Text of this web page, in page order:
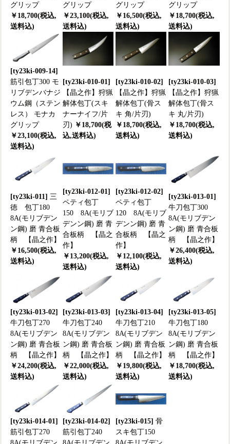
グリップ
￥18,700(税込,
送料込)
グリップ
￥23,100(税込,
送料込)
グリップ
￥16,500(税込,
送料込)
グリップ
￥18,700(税込,
送料込)
[ty23ki-009-14]
筋引包丁300 モ
リブデンバナジ
ウム鋼（ステン
レス） モナカ
グリップ
￥23,100(税込,
送料込)
[ty23ki-010-01]
【晶之作】狩猟
解体包丁(スキ
ナーナイフ/片
刃) ￥18,700(税
込,送料込)
[ty23ki-010-02]
【晶之作】狩猟
解体包丁(骨ス
キ 角/片刃)
￥18,700(税込,
送料込)
[ty23ki-010-03]
【晶之作】狩猟
解体包丁(骨ス
キ 丸/片刃)
￥18,700(税込,
送料込)
[ty23ki-011] 三
徳 包丁180
8A(モリブデン
ン鋼) 磨 青合板
柄 【晶之作】
￥16,500(税込,
送料込)
[ty23ki-012-01]
ペティ包丁
150 8A(モリブ
デンン鋼) 磨 青
合板柄 【晶之
作】
￥13,200(税込,
送料込)
[ty23ki-012-02]
ペティ包丁
120 8A(モリブ
デンン鋼) 磨 青
合板柄 【晶之
作】
￥12,100(税込,
送料込)
[ty23ki-013-01]
牛刀包丁300
8A(モリブデン
ン鋼) 磨 青合板
柄 【晶之作】
￥26,400(税込,
送料込)
[ty23ki-013-02]
牛刀包丁270
8A(モリブデン
ン鋼) 磨 青合板
柄 【晶之作】
￥24,200(税込,
送料込)
[ty23ki-013-03]
牛刀包丁240
8A(モリブデン
ン鋼) 磨 青合板
柄 【晶之作】
￥22,000(税込,
送料込)
[ty23ki-013-04]
牛刀包丁210
8A(モリブデン
ン鋼) 磨 青合板
柄 【晶之作】
￥19,800(税込,
送料込)
[ty23ki-013-05]
牛刀包丁180
8A(モリブデン
ン鋼) 磨 青合板
柄 【晶之作】
￥18,700(税込,
送料込)
[ty23ki-014-01]
筋引包丁270
[ty23ki-014-02]
筋引包丁240
[ty23ki-015] 骨
スキ包丁150